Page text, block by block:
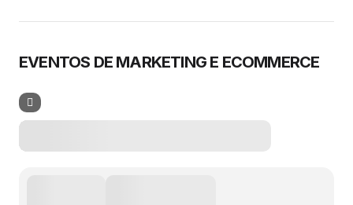
EVENTOS DE MARKETING E ECOMMERCE